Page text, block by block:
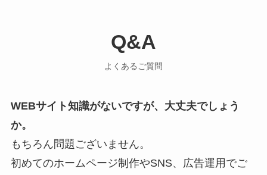
Q&A
よくあるご質問
WEBサイト知識がないですが、大丈夫でしょう
か。
もちろん問題ございません。
初めてのホームページ制作やSNS、広告運用でご